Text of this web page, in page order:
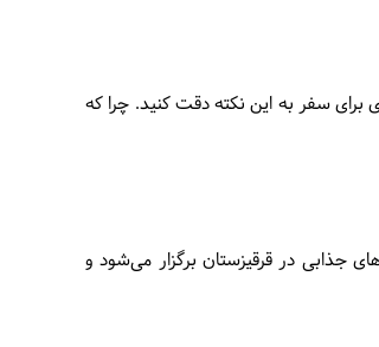
برنامه ریزی برای سفر به این نکته دقت کنید. چرا که
جذابی در قرقیزستان برگزار می‌شود و